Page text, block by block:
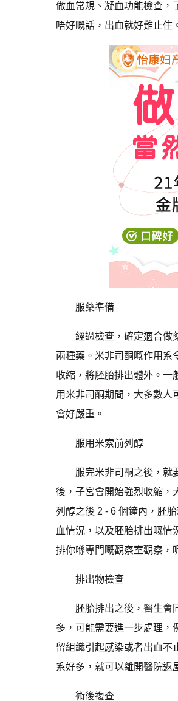
做血常規、凝血功能檢查，
唔好嘅話，出血就好難止住
服藥準備
經過檢查，確定適合做藥
兩種藥。米非司酮嘅作用系
收縮，將胚胎排出體外。一
用米非司酮期間，大多數人
會好嚴重。
服用米索前列醇
服完米非司酮之後，就要
後，子宮會開始強烈收縮，
列醇之後 2 - 6 個鐘內，胚
血情況，以及胚胎排出嘅情
排你喺專門嘅觀察室觀察，
排出物檢查
胚胎排出之後，醫生會同
多，可能需要進一步處理，
留組織引起感染或者出血不
系好多，就可以離開醫院返
術後複查